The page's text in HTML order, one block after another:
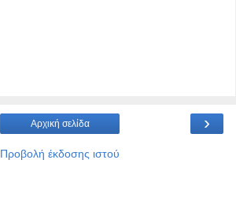
›
Αρχική σελίδα
Προβολή έκδοσης ιστού